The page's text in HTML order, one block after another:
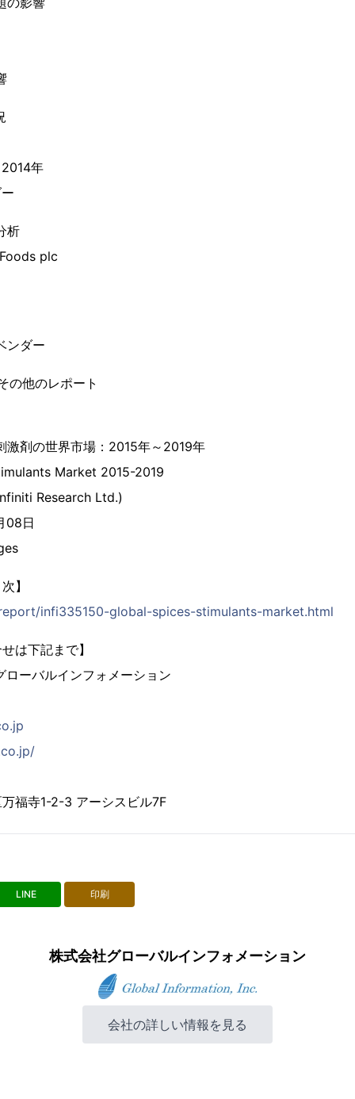
年
析
plc
ンダー
の他のレポート
激剤の世界市場：2015年～2019年
Market 2015-2019
Research Ltd.)
08日
】
infi335150-global-spices-stimulants-market.html
は下記まで】
ローバルインフォメーション
福寺1-2-3 アーシスビル7F
LINE 印刷
株式会社グローバルインフォメーション
会社の詳しい情報を見る